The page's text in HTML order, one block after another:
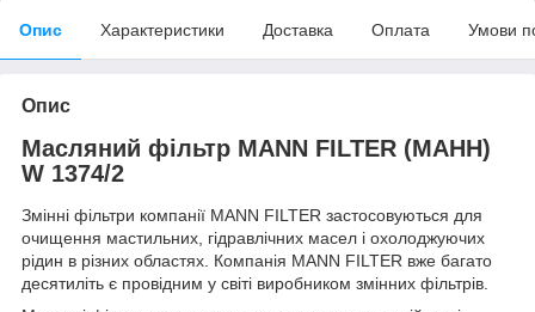
Опис Характеристики Доставка Оплата Умови
Опис
Масляний фільтр MANN FILTER (МАНН)
W 1374/2
Змінні фільтри компанії MANN FILTER застосовуються для
очищення мастильних, гідравлічних масел і охолоджуючих
рідин в різних областях. Компанія MANN FILTER вже багато
десятиліть є провідним у світі виробником змінних фільтрів.